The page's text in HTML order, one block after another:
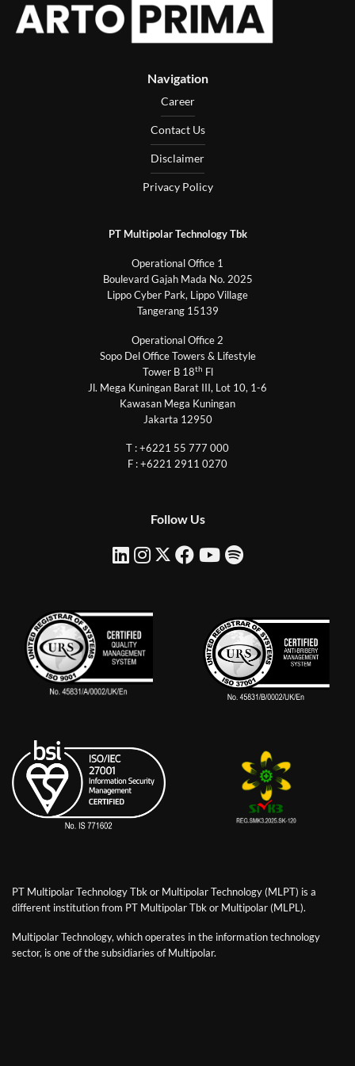
Navigation
Career
Contact Us
Disclaimer
Privacy Policy
PT Multipolar Technology Tbk
Operational Office 1
Boulevard Gajah Mada No. 2025
Lippo Cyber Park, Lippo Village
Tangerang 15139
Operational Office 2
Sopo Del Office Towers & Lifestyle
Tower B 18th Fl
Jl. Mega Kuningan Barat III, Lot 10, 1-6
Kawasan Mega Kuningan
Jakarta 12950
T : +6221 55 777 000
F : +6221 2911 0270
Follow Us
PT Multipolar Technology Tbk or Multipolar Technology (MLPT) is a
different institution from PT Multipolar Tbk or Multipolar (MLPL).
Multipolar Technology, which operates in the information technology
sector, is one of the subsidiaries of Multipolar.